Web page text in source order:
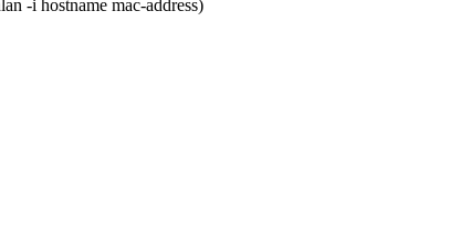
-i hostname mac-address)